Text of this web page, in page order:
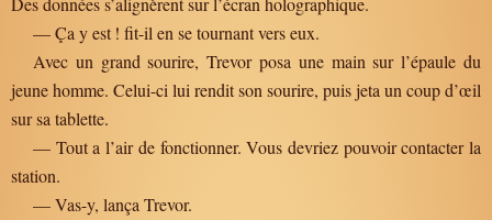
— Ça y est ! fit-il en se tournant vers eux.
Avec un grand sourire, Trevor posa une main sur l’épaule du
jeune homme. Celui-ci lui rendit son sourire, puis jeta un coup d’œil
sur sa tablette.
— Tout a l’air de fonctionner. Vous devriez pouvoir contacter la
station.
— Vas-y, lança Trevor.